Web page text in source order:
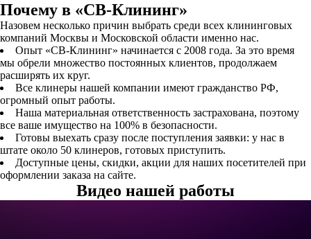
Почему в «СВ-Клининг»
Назовем несколько причин выбрать среди всех клининговых
компаний Москвы и Московской области именно нас.
Опыт «СВ-Клининг» начинается с 2008 года. За это время
мы обрели множество постоянных клиентов, продолжаем
расширять их круг.
Все клинеры нашей компании имеют гражданство РФ,
огромный опыт работы.
Наша материальная ответственность застрахована, поэтому
все ваше имущество на 100% в безопасности.
Готовы выехать сразу после поступления заявки: у нас в
штате около 50 клинеров, готовых приступить.
Доступные цены, скидки, акции для наших посетителей при
оформлении заказа на сайте.
Видео нашей работы